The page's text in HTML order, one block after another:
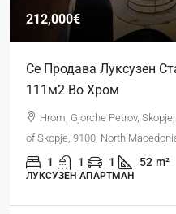
212,000€
Се Продава Луксузен
111м2 Во Хром
Hrom, Gjorche Petrov,
of Skopje, 9100, North
1 1 1 52 m²
ЛУКСУЗЕН АПАРТМАН